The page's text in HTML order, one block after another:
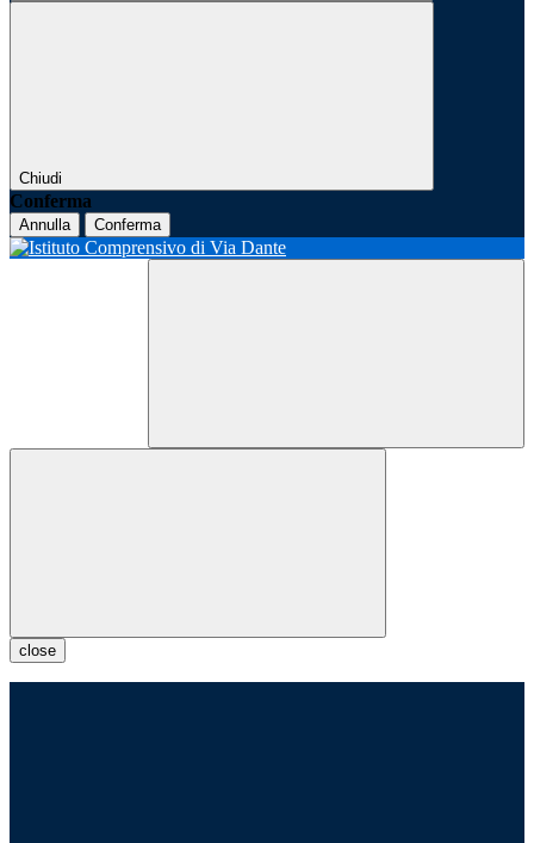
Chiudi
Conferma
Annulla Conferma
close